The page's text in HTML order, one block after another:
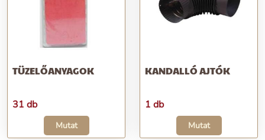
TÜZELŐANYAGOK
31 db
Mutat
KANDALLÓ AJTÓK
1 db
Mutat